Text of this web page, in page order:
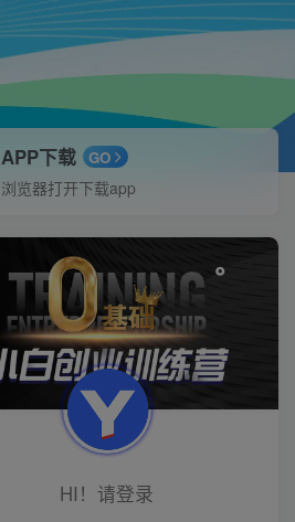
APP下载 GO
浏览器打开下载app
HI！请登录